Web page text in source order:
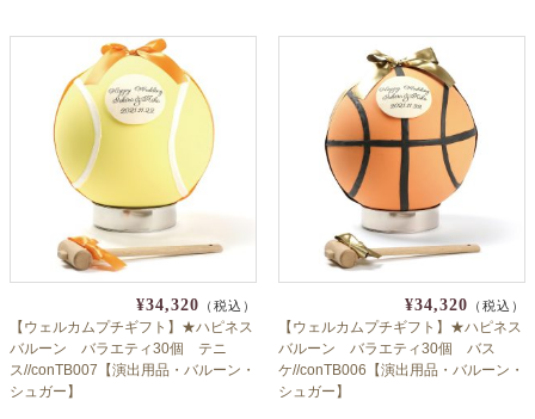
¥34,320 （税込）
【ウェルカムプチギフト】★ハピネス
バルーン バラエティ30個 テニ
ス//conTB007【演出用品・バルーン・
シュガー】
¥34,320 （税込）
【ウェルカムプチギフト】★ハピネス
バルーン バラエティ30個 バス
ケ//conTB006【演出用品・バルーン・
シュガー】